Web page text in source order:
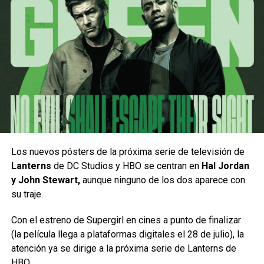
Desde su debut en el bloque Adult Swim, Robot Chicken
revolucionó la televisión de animación para adultos
gracias a su irreverente uso de la técnica stop-motion y a
sus implacables parodias de la cultura pop.
Con una mezcla sin filtro de figuras de acción, humor
absurdo y sátira ácida, la creación de Seth Green y
Matthew Senreich logró convertir bocetos breves y de
ritmo desenfrenado en un auténtico fenómeno de culto.
El verdadero pilar de este éxito sostenido radica en su
comunidad de fieles seguidores. Fans apasionados del
cine, los cómics y los videojuegos encontraron en el
programa un espejo de su propia nostalgia, donde
MEXICÁNICOS continúa consolidándose como una de las
series de remodelación automotriz más exitosas,
combinando proyectos extraordinarios con las historias de
Los nuevos pósters de la próxima serie de televisión de
Lanterns de DC Studios y HBO se centran en Hal Jordan
y John Stewart,aunque ninguno de los dos aparece con
su traje.
Con el estreno de Supergirl en cines a punto de finalizar
(la película llega a plataformas digitales el 28 de julio), la
atención ya se dirige a la próxima serie de Lanterns de